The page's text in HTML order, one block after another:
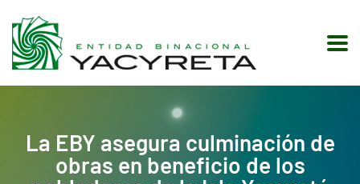
La EBY asegura culminación de
obras en beneficio de los